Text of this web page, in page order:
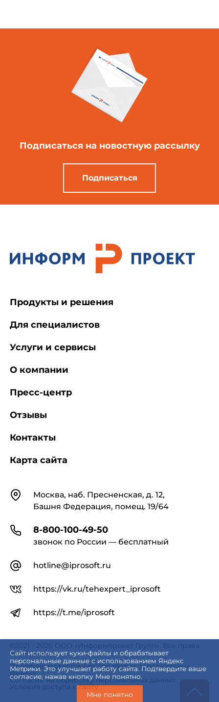
Подписаться на новостную рассылку
Подписаться
Сайт использует куки-файлы и обрабатывает
персональные данные с использованием Яндекс
Метрики. Это улучшает работу сайта. Подтвердите ваше
согласие, нажав кнопку Мне понятно.
Мне понятно
КонтактыМосква, наб. Пресненская, д. 12,
Башня Федерация, помещ. 19/64
8-800-100-49-50
звонок по России — бесплатный
hotline@iprosoft.ru
https://vk.ru/tehexpert_iprosoft
https://t.me/iprosoft
Продукты и решения
Для специалистов
Услуги и сервисы
О компании
Пресс-центр
Отзывы
Контакты
Карта сайта
©2021 - 2026 ООО «Информпроект Групп». Все права
защищены.
Политика в отношении обработки персональных
данных
Согласие на обработку персональных данных
Условия доступа к сайту